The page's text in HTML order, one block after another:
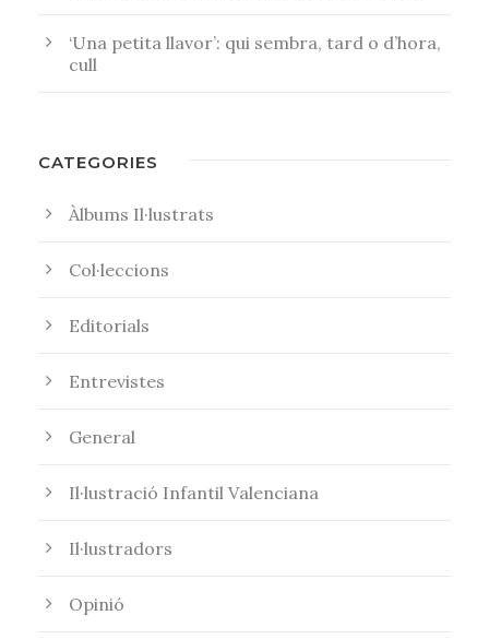
‘Una petita llavor’: qui sembra, tard o d’hora,
cull
CATEGORIES
Àlbums Il·lustrats
Col·leccions
Editorials
Entrevistes
General
Il·lustració Infantil Valenciana
Il·lustradors
Opinió